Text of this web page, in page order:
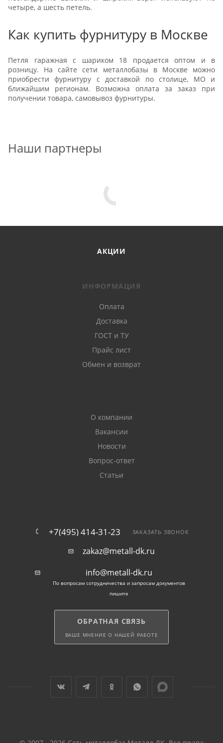
четыре, а шесть петель.
Как купить фурнитуру в Москве
Петля гаражная с шариком 18 продается оптом и в
розницу. На сайте сети металлобазы в Москве можно
приобрести фурнитуру с доставкой по столице, МО и
ближайшим регионам. Возможна оплата за заказ при
получении товара, самовывоз фурнитуры.
Наши партнеры
АКЦИИ
ИНФОРМАЦИЯ
Оплата
Доставка
ГОСТ и ТУ
Прайс лист
Обмен и возврат
О компании
Вакансии
Новости
Вопрос-ответ
Статьи
+7(495) 414-31-23 ЗАКАЗАТЬ ЗВОНОК
zakaz@metall-dk.ru
info@metall-dk.ru
По вопросам сотрудничества и запросам документов
пишите
ОБРАТНАЯ СВЯЗЬ
ВАШЕ МНЕНИЕ О НАШЕЙ РАБОТЕ